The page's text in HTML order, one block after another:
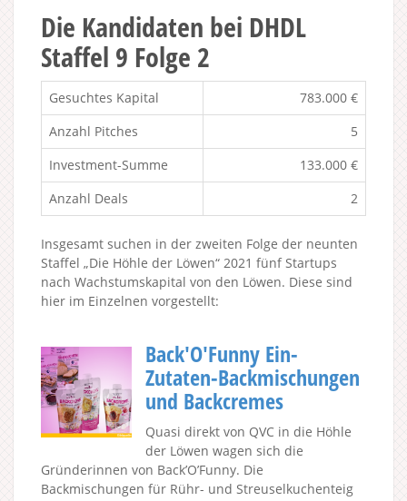
Die Kandidaten bei DHDL
Staffel 9 Folge 2
Gesuchtes Kapital
783.000 €
Anzahl Pitches
5
Investment-Summe
133.000 €
Anzahl Deals
2
Insgesamt suchen in der zweiten Folge der neunten
Staffel „Die Höhle der Löwen“ 2021 fünf Startups
nach Wachstumskapital von den Löwen. Diese sind
hier im Einzelnen vorgestellt:
Back'O'Funny Ein-
Zutaten-Backmischungen
und Backcremes
Quasi direkt von QVC in die Höhle
der Löwen wagen sich die
Gründerinnen von Back’O’Funny. Die
Backmischungen für Rühr- und Streuselkuchenteig